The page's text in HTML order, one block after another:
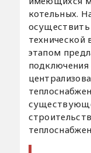
котельных.
этапом
подключения